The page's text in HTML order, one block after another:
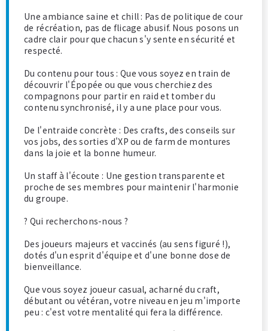
Une ambiance saine et chill : Pas de politique de cour
de récréation, pas de flicage abusif. Nous posons un
cadre clair pour que chacun s'y sente en sécurité et
respecté.
Du contenu pour tous : Que vous soyez en train de
découvrir l'Épopée ou que vous cherchiez des
compagnons pour partir en raid et tomber du
contenu synchronisé, il y a une place pour vous.
De l'entraide concrète : Des crafts, des conseils sur
vos jobs, des sorties d'XP ou de farm de montures
dans la joie et la bonne humeur.
Un staff à l'écoute : Une gestion transparente et
proche de ses membres pour maintenir l'harmonie
du groupe.
? Qui recherchons-nous ?
Des joueurs majeurs et vaccinés (au sens figuré !),
dotés d'un esprit d'équipe et d'une bonne dose de
bienveillance.
Que vous soyez joueur casual, acharné du craft,
débutant ou vétéran, votre niveau en jeu m'importe
peu : c'est votre mentalité qui fera la différence.